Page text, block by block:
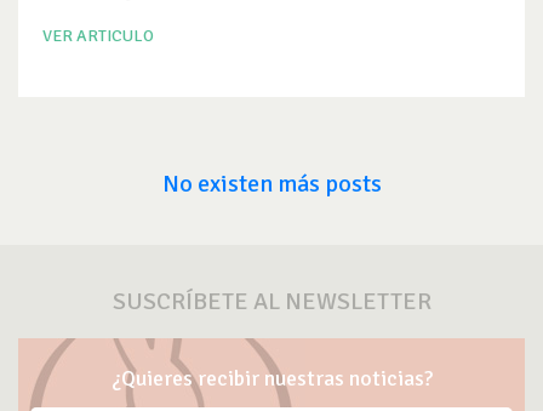
VER ARTICULO
No existen más posts
SUSCRÍBETE AL NEWSLETTER
¿Quieres recibir nuestras noticias?